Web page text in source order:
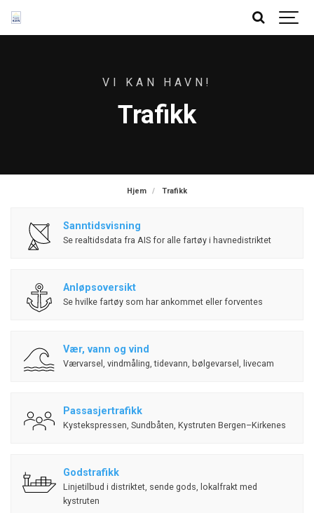
VI KAN HAVN!
Trafikk
Hjem Trafikk
Sanntidsvisning
Se realtidsdata fra AIS for alle fartøy i havnedistriktet
Anløpsoversikt
Se hvilke fartøy som har ankommet eller forventes
Vær, vann og vind
Værvarsel, vindmåling, tidevann, bølgevarsel, livecam
Passasjertrafikk
Kystekspressen, Sundbåten, Kystruten Bergen–Kirkenes
Godstrafikk
Linjetilbud i distriktet, sende gods, lokalfrakt med
kystruten